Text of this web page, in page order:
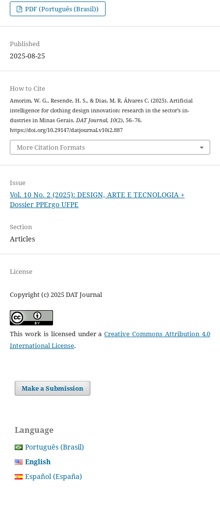
PDF (Português (Brasil))
Published
2025-08-25
How to Cite
Amorim, W. G., Resende, H. S., & Dias, M. R. Álvares C. (2025). Artificial
intelligence for clothing design innovation: research in the sector’s in-
dustries in Minas Gerais. DAT Journal, 10(2), 56–76.
https://doi.org/10.29147/datjournal.v10i2.887
More Citation Formats
Issue
Vol. 10 No. 2 (2025): DESIGN, ARTE E TECNOLOGIA +
Dossier PPErgo UFPE
Section
Articles
License
Copyright (c) 2025 DAT Journal
This work is licensed under aCreative Commons Attribution 4.0
International License.
Make a Submission
Language
Português (Brasil)
English
Español (España)